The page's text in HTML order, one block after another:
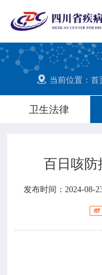
 当前位置：首
卫生法律

网站首页
中心概况
新闻动态百日咳防
发布时间：2024-08-
国疾控综